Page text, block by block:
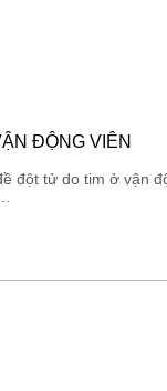
ĐỘNG VIÊN
đột tử do tim ở vận